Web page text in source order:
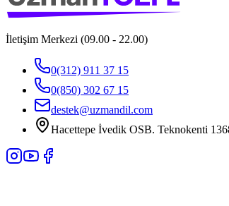
İletişim Merkezi (09.00 - 22.00)
0(312) 911 37 15
0(850) 302 67 15
destek@uzmandil.com
Hacettepe İvedik OSB. Teknokenti